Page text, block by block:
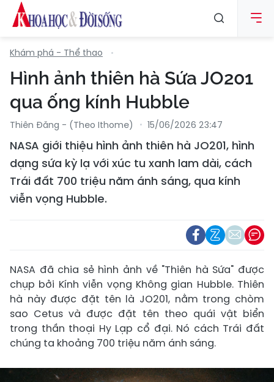
Khám phá - Thể thao
Hình ảnh thiên hà Sứa JO201
qua ống kính Hubble
Thiên Đăng - (Theo Ithome) 15/06/2026 23:47
NASA giới thiệu hình ảnh thiên hà JO201, hình
dạng sứa kỳ lạ với xúc tu xanh lam dài, cách
Trái đất 700 triệu năm ánh sáng, qua kính
viễn vọng Hubble.
NASA đã chia sẻ hình ảnh về "Thiên hà Sứa" được
chụp bởi Kính viễn vọng Không gian Hubble. Thiên
hà này được đặt tên là JO201, nằm trong chòm
sao Cetus và được đặt tên theo quái vật biển
trong thần thoại Hy Lạp cổ đại. Nó cách Trái đất
chúng ta khoảng 700 triệu năm ánh sáng.